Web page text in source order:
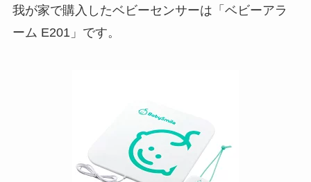
我が家で購入したベビーセンサーは「ベビーアラ
ーム E201」です。